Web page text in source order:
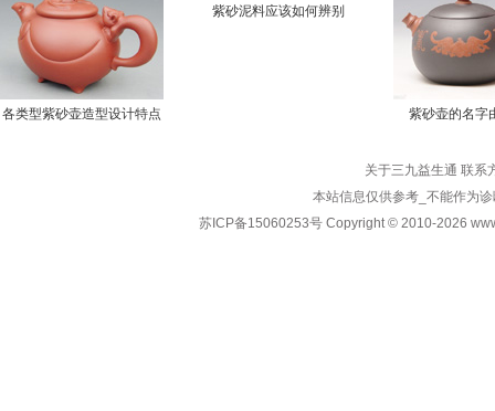
各类型紫砂壶造型设计特点
紫砂泥料应该如何辨别
紫砂壶的名字
关于三九益生通 联系
本站信息仅供参考_不能作为
苏ICP备15060253号 Copyright© 2010-2026